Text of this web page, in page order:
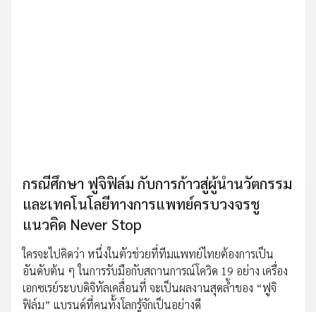
กรณีศึกษา ฟูจิฟิล์ม กับการก้าวสู่ผู้นำนวัตกรรม
และเทคโนโลยีทางการแพทย์ครบวงจรชู
แนวคิด Never Stop
ใครจะไปคิดว่า หนึ่งในตัวช่วยที่ทีมแพทย์ไทยต้องการเป็น
อันดับต้น ๆ ในการรับมือกับสถานการณ์โควิด 19 อย่าง เครื่อง
เอกซเรย์ระบบดิจิทัลเคลื่อนที่ จะเป็นผลงานสุดล้ำของ “ฟูจิ
ฟิล์ม” แบรนด์ที่คนทั้งโลกรู้จักเป็นอย่างดี